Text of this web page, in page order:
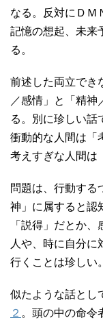
なる。反対にＤＭ
記憶の想起、未来
る。
前述した両立でき
／感情」と「精神
る。別に珍しい話
衝動的な人間は「
考えすぎな人間は
問題は、行動する
神」に属すると認
「説得」だとか
人や、時に自分に
行くことは珍しい
似たような話とし
２ 。頭の中の命令